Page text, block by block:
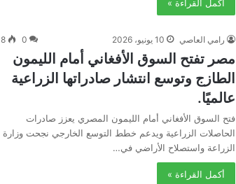
أكمل القراءة »
رامي العاصي 10 يونيو، 2026 0
8
مصر تفتح السوق الأفغاني أمام الليمون
الطازج وتوسع انتشار صادراتها الزراعية
عالميًا.
فتح السوق الأفغاني أمام الليمون المصري يعزز صادرات
الحاصلات الزراعية ويدعم خطط التوسع الخارجي نجحت وزارة
الزراعة واستصلاح الأراضي في…
أكمل القراءة »